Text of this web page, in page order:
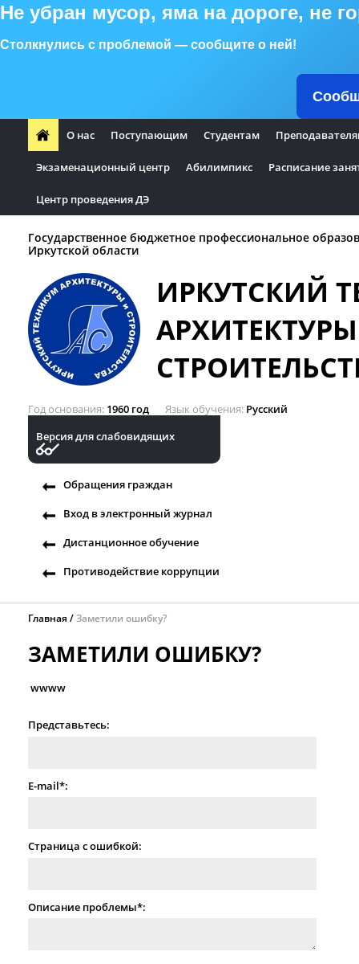
Не убран мусор, яма на дороге, не
Столкнулись с проблемой — сообщите о ней!
О нас Поступающим Студентам
Экзаменационный центр Абилимпикс Расписание
Центр проведения ДЭ
Государственное бюджетное профессиональное
Иркутской области
ИРКУТСКИЙ
Год основания 1960 год Язык обучения Русский
Версия для слабовидящих
Обращения граждан
Вход в электронный журнал
Дистанционное обучение
Противодействие коррупции
Главная Заметили ошибку?
ЗАМЕТИЛИ ОШИБКУ?
wwww
Представьтесь:
E-mail*:
Страница с ошибкой:
Описание проблемы*: